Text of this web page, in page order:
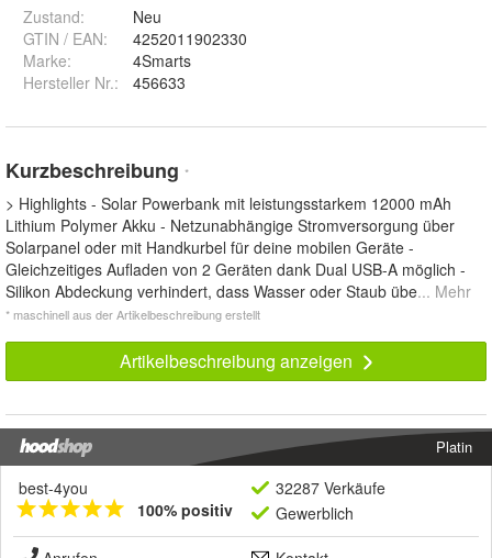
Zustand:
Neu
GTIN / EAN:
4252011902330
Marke:
4Smarts
Hersteller Nr.:
456633
Kurzbeschreibung *
> Highlights - Solar Powerbank mit leistungsstarkem 12000 mAh
Lithium Polymer Akku - Netzunabhängige Stromversorgung über
Solarpanel oder mit Handkurbel für deine mobilen Geräte -
Gleichzeitiges Aufladen von 2 Geräten dank Dual USB-A möglich -
Silikon Abdeckung verhindert, dass Wasser oder Staub übe... Mehr
* maschinell aus der Artikelbeschreibung erstellt
Artikelbeschreibung anzeigen
Platin
best-4you
100% positiv
32287 Verkäufe
Gewerblich